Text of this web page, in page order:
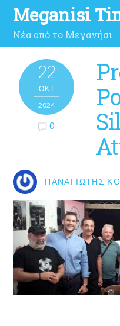
Meganisi
Νέα από το Μεγανήσι
22
ΟΚΤ
2024
0
ΠΑΝΑΓΙΏΤΗΣ